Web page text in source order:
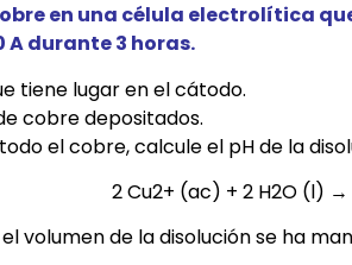
en una célula electrolítica
A durante 3 horas.
tiene lugar en el cátodo.
cobre depositados.
el cobre, calcule el pH de la
2 Cu2+ (ac) + 2 H2O (l)
volumen de la disolución se ha